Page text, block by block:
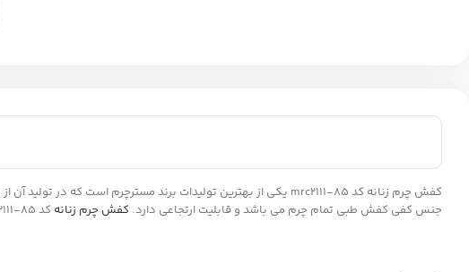
کفش چرم زنانه کد mrc2111-85 یکی از بهترین تولیدات برند مسترچرم است که در تولید آن از چرم طبیعی باکیفیت استفاده شده که همین امر موجب شده تا این کفش از دوام بالایی برخوردار باشد. آستر
جنس کفی کفش طبی تمام چرم می باشد و قابلیت ارتجاعی دارد. کفش چرم زنانه کد mrc2111-85 بصورت استاندارد طراحی شده و شما میتوانید مدت زمان طولانی کفش را به پا داشته باشید بدون اینکه احساس فشار یا خستگی داشته باشید.